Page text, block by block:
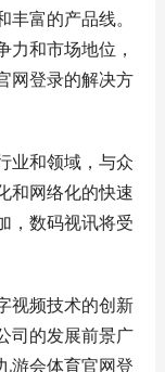
富的产品线。
力和市场地位，
网登录的解决方
业和领域，与众
和网络化的快速
，数码视讯将受
视频技术的创新
司的发展前景广
游会体育官网登